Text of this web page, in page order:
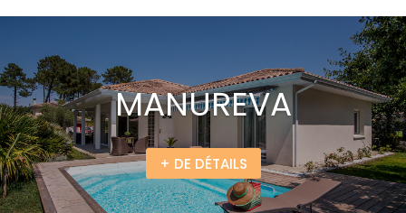
MANUREVA
+ DE DÉTAILS